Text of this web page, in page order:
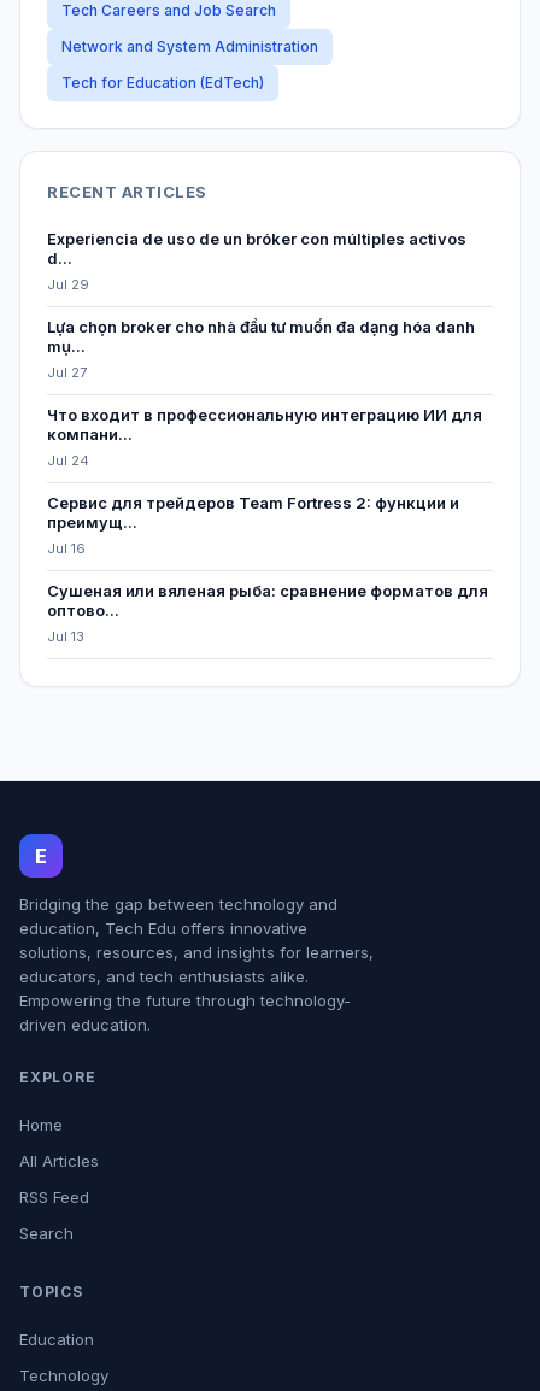
Tech Careers and Job Search
Network and System Administration
Tech for Education (EdTech)
RECENT ARTICLES
Experiencia de uso de un bróker con múltiples activos
d...
Jul 29
Lựa chọn broker cho nhà đầu tư muốn đa dạng hóa danh
mụ...
Jul 27
Что входит в профессиональную интеграцию ИИ для
компани...
Jul 24
Сервис для трейдеров Team Fortress 2: функции и
преимущ...
Jul 16
Сушеная или вяленая рыба: сравнение форматов для
оптово...
Jul 13
E
Bridging the gap between technology and
education, Tech Edu offers innovative
solutions, resources, and insights for learners,
educators, and tech enthusiasts alike.
Empowering the future through technology-
driven education.
EXPLORE
Home
All Articles
RSS Feed
Search
TOPICS
Education
Technology